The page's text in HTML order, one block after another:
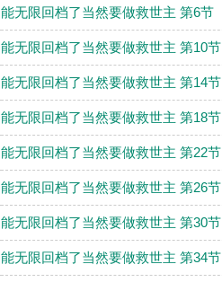
能无限回档了当然要做救世主 第6节
能无限回档了当然要做救世主 第10节
能无限回档了当然要做救世主 第14节
能无限回档了当然要做救世主 第18节
能无限回档了当然要做救世主 第22节
能无限回档了当然要做救世主 第26节
能无限回档了当然要做救世主 第30节
能无限回档了当然要做救世主 第34节